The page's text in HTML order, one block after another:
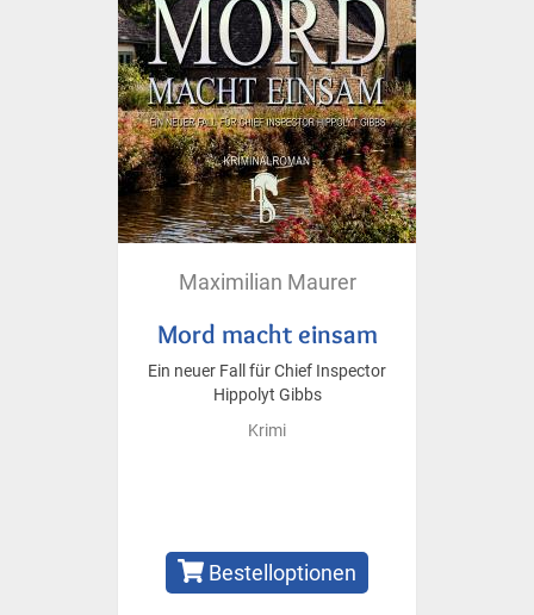
Maximilian Maurer
Mord macht einsam
Ein neuer Fall für Chief Inspector
Hippolyt Gibbs
Krimi
Bestelloptionen